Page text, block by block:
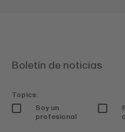
Boletín de noticias
Topics:
Soy un
profesional